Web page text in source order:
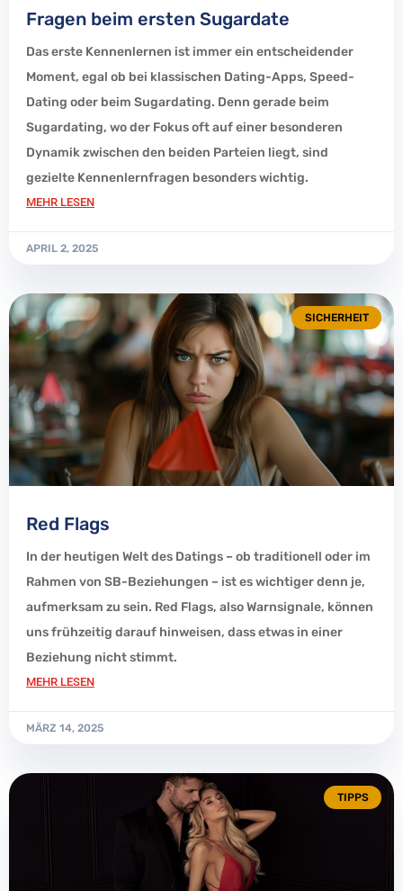
Fragen beim ersten Sugardate
Das erste Kennenlernen ist immer ein entscheidender
Moment, egal ob bei klassischen Dating-Apps, Speed-
Dating oder beim Sugardating. Denn gerade beim
Sugardating, wo der Fokus oft auf einer besonderen
Dynamik zwischen den beiden Parteien liegt, sind
gezielte Kennenlernfragen besonders wichtig.
MEHR LESEN
APRIL 2, 2025
SICHERHEIT
Red Flags
In der heutigen Welt des Datings – ob traditionell oder im
Rahmen von SB-Beziehungen – ist es wichtiger denn je,
aufmerksam zu sein. Red Flags, also Warnsignale, können
uns frühzeitig darauf hinweisen, dass etwas in einer
Beziehung nicht stimmt.
MEHR LESEN
MÄRZ 14, 2025
TIPPS